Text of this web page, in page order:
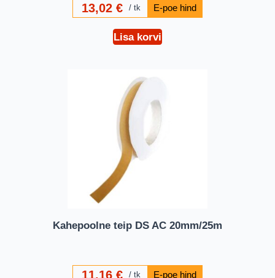
13,02 € tk
Lisa korvi
Kahepoolne teip DS AC 20mm/25m
11,16 € tk